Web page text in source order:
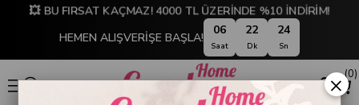
💥 BU FIRSAT KAÇMAZ! 4000 TL ÜZERİNDE %10 İNDİRİM!
HEMEN ALIŞVERİŞE BAŞLA! 06
Saat
22
Dk
23
Sn
0
×